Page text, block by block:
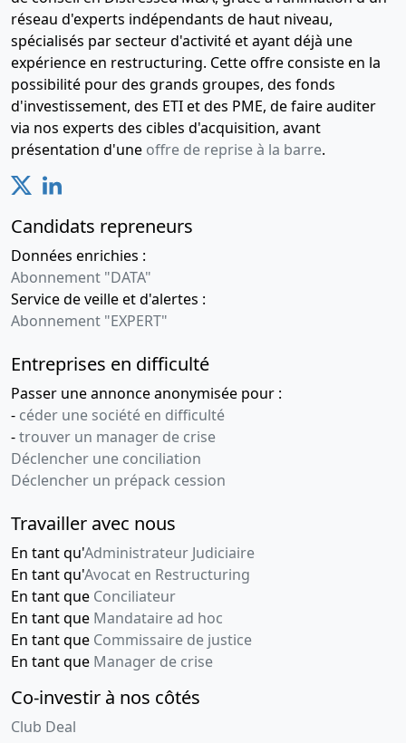
de gérant(s) ,
31-01-2011
Acte modificatif, Procès-
verbal d'assemblée
générale extraordinaire,
Statuts mis à jour
ENTRE M. JL CARAVAGNA ET
M. JP BURRASCHI , ENTRE
BURRASCHI , ENTRE M. J.
BURRASCHI , Changement(s)
de gérant(s) ,
31-01-2011
Acte modificatif, Procès-
générale extraordinaire,
Statuts mis à jour
ENTRE M. JL CARAVAGNA ET
M. JP BURRASCHI , ENTRE
M.J. SAUTEYRON ET M. JP
BURRASCHU , ENTRE M. D.
KRIKIRIAN ET M. JP
ARRAGON CARLE ET M. JP
de gérant(s) ,
31-01-2011
Acte modificatif, Procès-
verbal d'assemblée
générale extraordinaire,
Statuts mis à jour
M. JP BURRASCHI , ENTRE
réseau d'experts indépendants de haut niveau,
spécialisés par secteur d'activité et ayant déjà une
expérience en restructuring. Cette offre consiste en la
possibilité pour des grands groupes, des fonds
d'investissement, des ETI et des PME, de faire auditer
via nos experts des cibles d'acquisition, avant
présentation d'une offre de reprise à la barre.
Candidats repreneurs
Données enrichies :
Abonnement "DATA"
Service de veille et d'alertes :
Abonnement "EXPERT"
Entreprises en difficulté
Passer une annonce anonymisée pour :
- céder une société en difficulté
-trouver un manager de crise
Déclencher une conciliation
Déclencher un prépack cession
Travailler avec nous
En tant qu'Administrateur Judiciaire
En tant qu'Avocat en Restructuring
En tant que Conciliateur
En tant que Mandataire ad hoc
En tant que Commissaire de justice
En tant que Manager de crise
Co-investir à nos côtés
Club Deal